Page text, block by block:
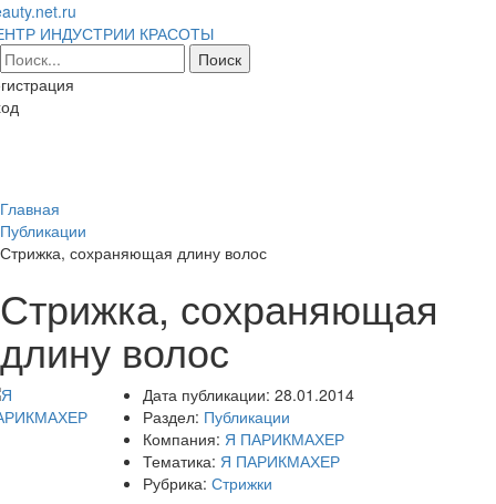
ИНДУСТРИИ КРАСОТЫ
Главная
Публикации
Стрижка, сохраняющая длину волос
Стрижка, сохраняющая
длину волос
Дата публикации: 28.01.2014
Раздел: Публикации
Компания: Я ПАРИКМАХЕР
Тематика: Я ПАРИКМАХЕР
Рубрика: Стрижки